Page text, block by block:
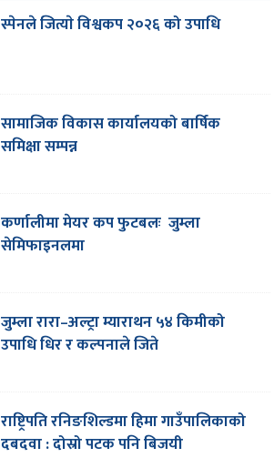
स्पेनले जित्याे विश्वकप २०२६ को उपाधि
सामाजिक विकास कार्यालयको बार्षिक
समिक्षा सम्पन्न
कर्णालीमा मेयर कप फुटबलः जुम्ला
सेमिफाइनलमा
जुम्ला रारा–अल्ट्रा म्याराथन ५४ किमीको
उपाधि धिर र कल्पनाले जिते
राष्ट्रिपति रनिङशिल्डमा हिमा गाउँपालिकाको
दबदवा : दोस्रो पटक पनि बिजयी